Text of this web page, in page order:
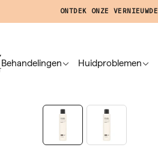
ONTDEK ONZE
Behandelingen Huidproblemen